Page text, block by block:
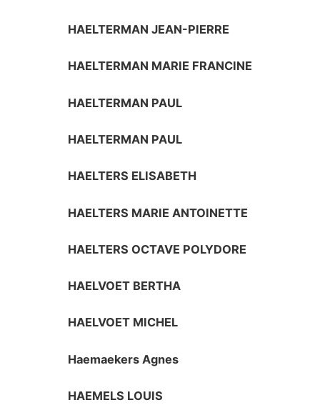
HAELTERMAN JEAN-PIERRE
HAELTERMAN MARIE FRANCINE
HAELTERMAN PAUL
HAELTERMAN PAUL
HAELTERS ELISABETH
HAELTERS MARIE ANTOINETTE
HAELTERS OCTAVE POLYDORE
HAELVOET BERTHA
HAELVOET MICHEL
Haemaekers Agnes
HAEMELS LOUIS